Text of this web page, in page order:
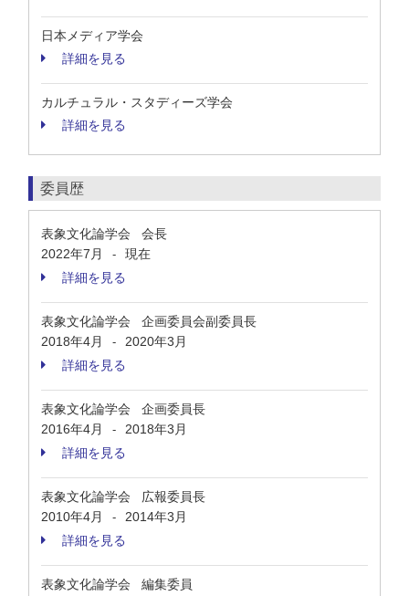
日本メディア学会
詳細を見る
カルチュラル・スタディーズ学会
詳細を見る
委員歴
表象文化論学会 会長
2022年7月
-
現在
詳細を見る
表象文化論学会 企画委員会副委員長
2018年4月
-
2020年3月
詳細を見る
表象文化論学会 企画委員長
2016年4月
-
2018年3月
詳細を見る
表象文化論学会 広報委員長
2010年4月
-
2014年3月
詳細を見る
表象文化論学会 編集委員